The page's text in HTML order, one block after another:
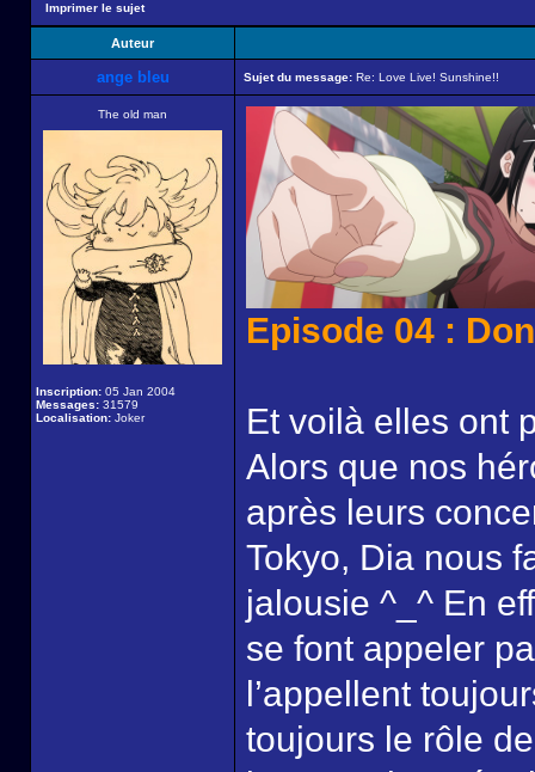
Imprimer le sujet
Auteur
ange bleu Sujet du message: Re: Love Live! Sunshine!!
The old man
Inscription: 05 Jan 2004
Messages: 31579
Localisation: Joker
Episode 04 :
Et voilà elles ont
Alors que nos
après leurs
Tokyo, Dia nous
jalousie ^_^ En
se font appeler
l’appellent
toujours le rôle